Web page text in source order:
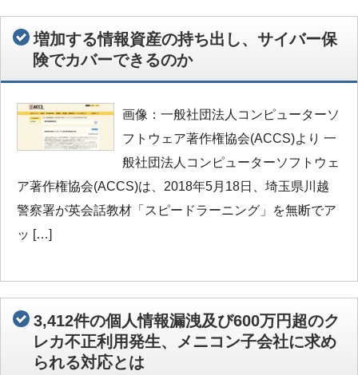
増加する情報資産の持ち出し、サイバー保
険でカバーできるのか
画像：一般社団法人コンピューターソ
フトウェア著作権協会(ACCS)より 一
般社団法人コンピューターソフトウェ
ア著作権協会(ACCS)は、2018年5月18日、埼玉県川越
警察署が英会話教材「スピードラーニング」を無断でア
ッ […]
3,412件の個人情報漏洩及び600万円超のク
レカ不正利用発生、メニコン子会社に求め
られる対応とは